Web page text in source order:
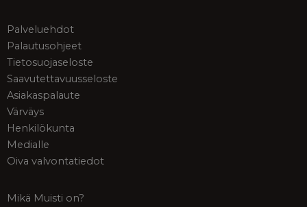
Palveluehdot
Palautusohjeet
Tietosuojaseloste
Saavutettavuusseloste
Asiakaspalaute
Värväys
Henkilökunta
Medialle
Oiva valvontatiedot
Mikä Muisti on?